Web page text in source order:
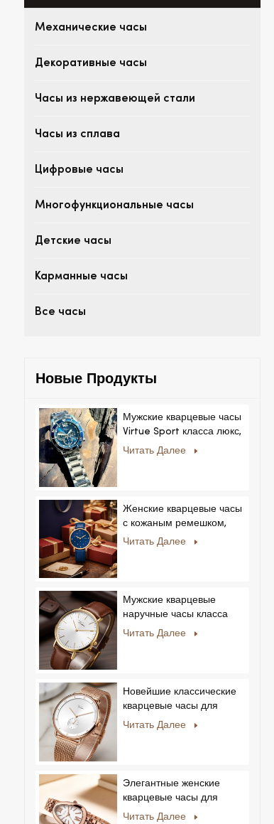
Механические часы
Декоративные часы
Часы из нержавеющей стали
Часы из сплава
Цифровые часы
Многофункциональные часы
Детские часы
Карманные часы
Все часы
Новые Продукты
Мужские кварцевые часы
Virtue Sport класса люкс,
корпус из сплава,
логотипа на заказ для
Читать Далее
Женские кварцевые часы
с кожаным ремешком,
ультратонкие, с
Relogio, ультратонкие, с
кристаллами.
Читать Далее
Мужские кварцевые
наручные часы класса
люкс с корпусом из
Читать Далее
Новейшие классические
кварцевые часы для
мужчин:
мужчин и женщин.
Читать Далее
Элегантные женские
кварцевые часы для
частных и эксклюзивных
Читать Далее